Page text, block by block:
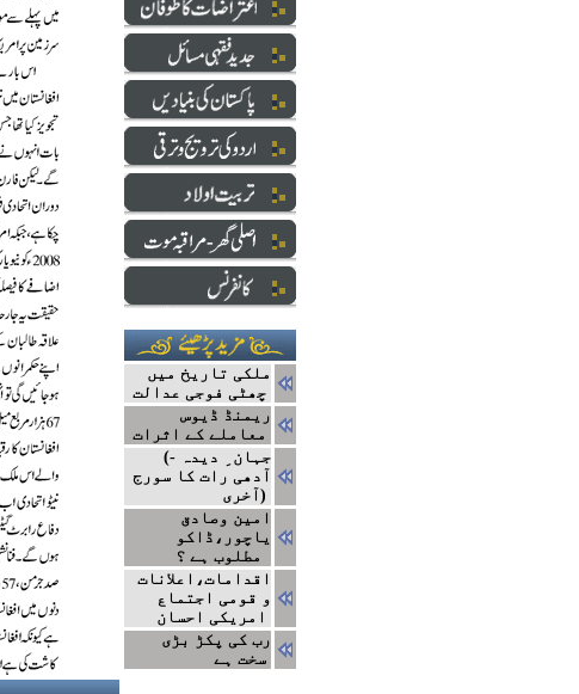
ملکی تاریخ میں
چھٹی فوجی عدالت
ریمنڈ ڈیوس
معاملے کے اثرات
(جہان ِ دیدہ -
آدھی رات کا سورج
(آخری
امین وصادق
یاچور،ڈاکو
اقدامات،اعلانات
و قومی اجتماع
امریکی احسان
رب کی پکڑ بڑی
سخت ہے